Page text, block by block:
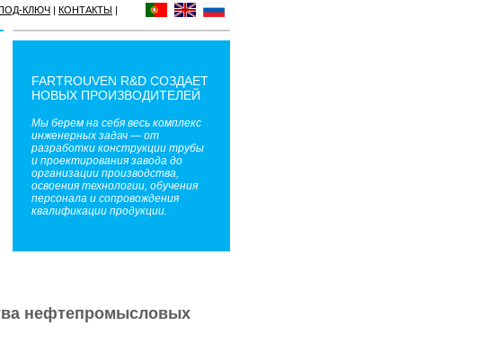
КЛЮЧ | КОНТАКТЫ |
FARTROUVEN R&D СОЗДАЕТ
НОВЫХ ПРОИЗВОДИТЕЛЕЙ
Мы берем на себя весь комплекс
инженерных задач — от
разработки конструкции трубы
и проектирования завода до
организации производства,
освоения технологии, обучения
персонала и сопровождения
квалификации продукции.
нефтепромысловых